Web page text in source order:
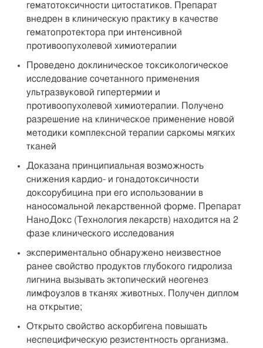
гематотоксичности цитостатиков. Препарат
внедрен в клиническую практику в качестве
гематопротектора при интенсивной
противоопухолевой химиотерапии
Проведено доклиническое токсикологическое
исследование сочетанного применения
ультразвуковой гипертермии и
противоопухолевой химиотерапии. Получено
разрешение на клиническое применение новой
методики комплексной терапии саркомы мягких
тканей
Доказана принципиальная возможность
снижения кардио- и гонадотоксичности
доксорубицина при его использовании в
наносомальной лекарственной форме. Препарат
НаноДокс (Технология лекарств) находится на 2
фазе клинического исследования
экспериментально обнаружено неизвестное
ранее свойство продуктов глубокого гидролиза
лигнина вызывать эктопический неогенез
лимфоузлов в тканях животных. Получен диплом
на открытие;
Открыто свойство аскорбигена повышать
неспецифическую резистентность организма.